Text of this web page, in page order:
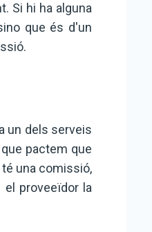
Si hi ha alguna
que és d'un
un dels serveis
pactem que
una comissió,
proveeïdor la